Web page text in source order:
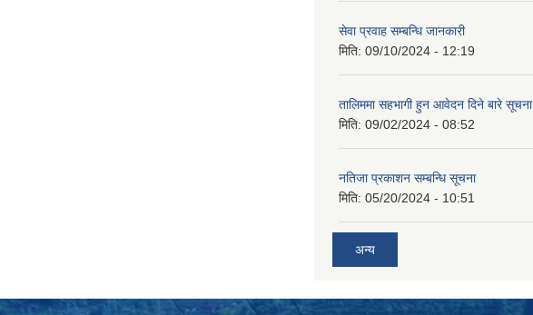
सेवा प्रवाह सम्बन्धि जानकारी
मिति: 09/10/2024 - 12:19
तालिममा सहभागी हुन आवेदन दिने बारे सूचना
मिति: 09/02/2024 - 08:52
नतिजा प्रकाशन सम्बन्धि सूचना
मिति: 05/20/2024 - 10:51
अन्य